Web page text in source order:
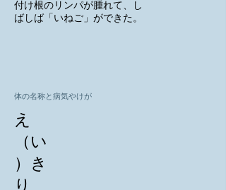
付け根のリンパが腫れて、し
ばしば「いねご」ができた。
体の名称と病気やけが
え
（い
）き
り